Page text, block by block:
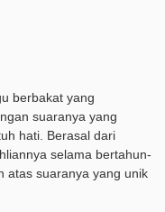
berbakat yang
suaranya yang
hati. Berasal dari
selama bertahun-
atas suaranya yang unik